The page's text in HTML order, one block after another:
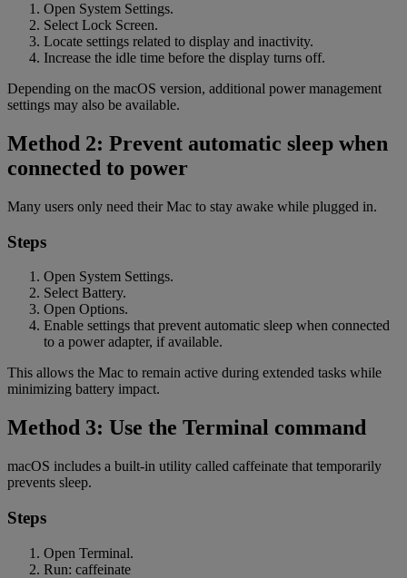
Open System Settings.
Select Lock Screen.
Locate settings related to display and inactivity.
Increase the idle time before the display turns off.
Depending on the macOS version, additional power management
settings may also be available.
Method 2: Prevent automatic sleep when
connected to power
Many users only need their Mac to stay awake while plugged in.
Steps
Open System Settings.
Select Battery.
Open Options.
Enable settings that prevent automatic sleep when connected
to a power adapter, if available.
This allows the Mac to remain active during extended tasks while
minimizing battery impact.
Method 3: Use the Terminal command
macOS includes a built-in utility called caffeinate that temporarily
prevents sleep.
Steps
Open Terminal.
Run: caffeinate